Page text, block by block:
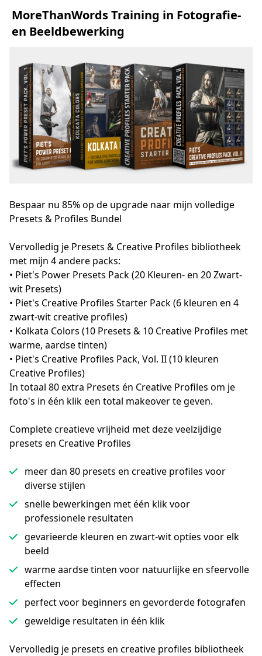
MoreThanWords Training in Fotografie-
en Beeldbewerking
Bespaar nu 85% op de upgrade naar mijn volledige
Presets & Profiles Bundel
Vervolledig je Presets & Creative Profiles bibliotheek
met mijn 4 andere packs:
• Piet's Power Presets Pack (20 Kleuren- en 20 Zwart-
wit Presets)
• Piet's Creative Profiles Starter Pack (6 kleuren en 4
zwart-wit creative profiles)
• Kolkata Colors (10 Presets & 10 Creative Profiles met
warme, aardse tinten)
• Piet's Creative Profiles Pack, Vol. II (10 kleuren
Creative Profiles)
In totaal 80 extra Presets én Creative Profiles om je
foto's in één klik een total makeover te geven.
Complete creatieve vrijheid met deze veelzijdige
presets en Creative Profiles
meer dan 80 presets en creative profiles voor
diverse stijlen
snelle bewerkingen met één klik voor
professionele resultaten
gevarieerde kleuren en zwart-wit opties voor elk
beeld
warme aardse tinten voor natuurlijke en sfeervolle
effecten
perfect voor beginners en gevorderde fotografen
geweldige resultaten in één klik
Vervolledig je presets en creative profiles bibliotheek